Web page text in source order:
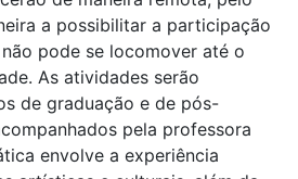
a possibilitar a participação
pode se locomover até o
As atividades serão
de graduação e de pós-
pela professora
envolve a experiência